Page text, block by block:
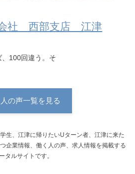
社 西部支店 江津
100回違う。そ
の声一覧を見る
生、江津に帰りたいUターン者、江津に来た
企業情報、働く人の声、求人情報を掲載する
タルサイトです。